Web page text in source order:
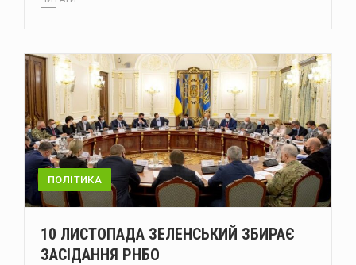
ПОЛІТИКА
10 ЛИСТОПАДА ЗЕЛЕНСЬКИЙ ЗБИРАЄ
ЗАСІДАННЯ РНБО